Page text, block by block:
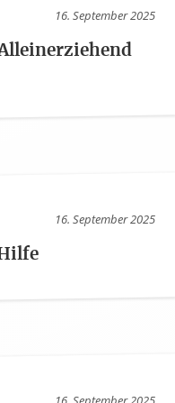
16. September 2025
16. September 2025